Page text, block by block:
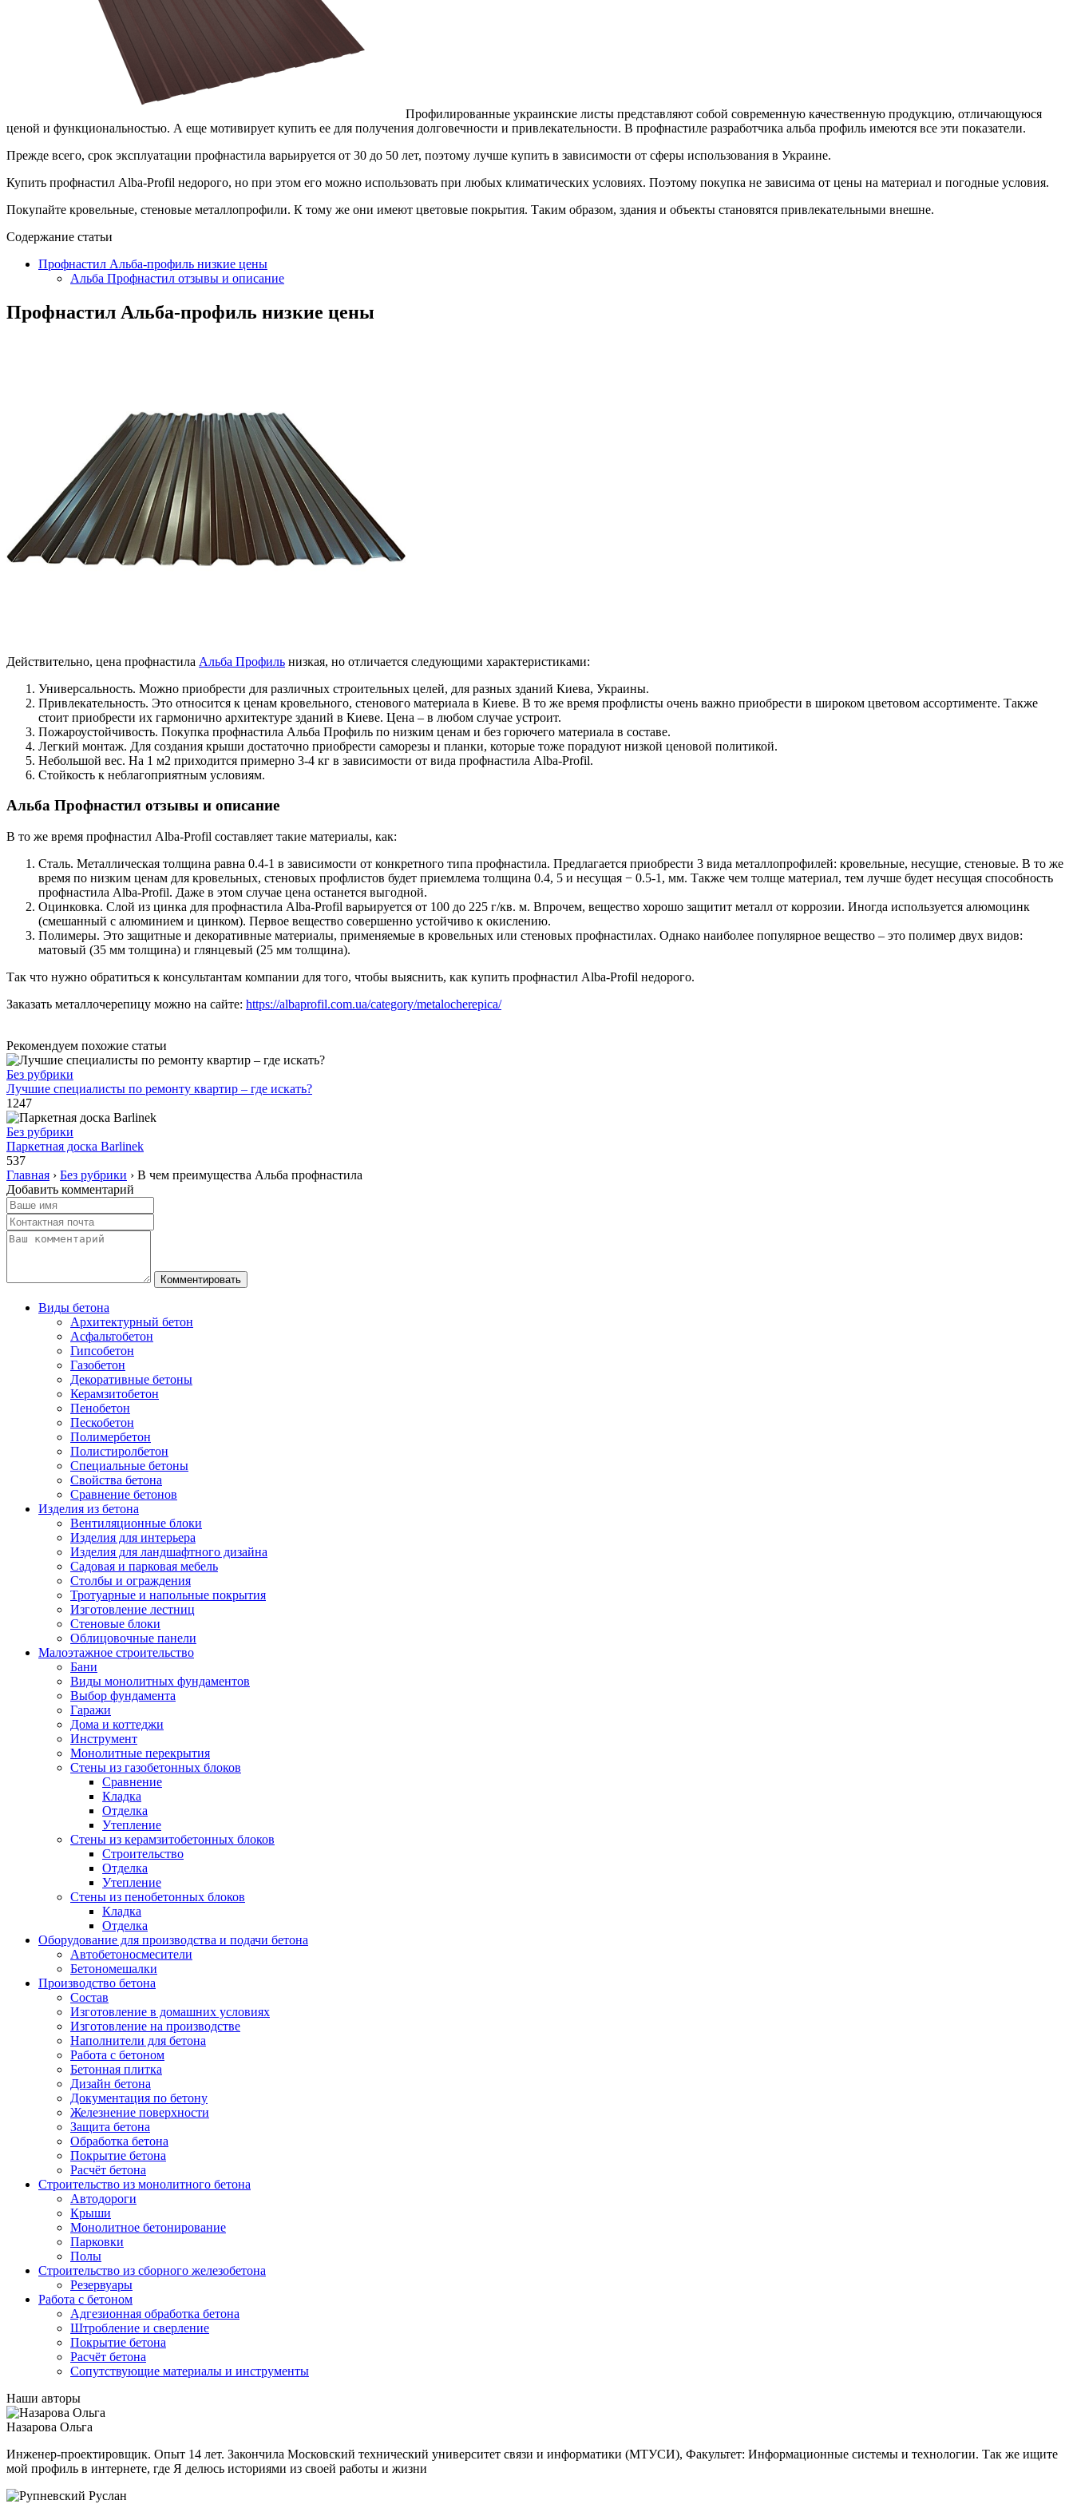
Профилированные украинские листы представляют собой современную качественную продукцию, отличающуюся
ценой и функциональностью. А еще мотивирует купить ее для получения долговечности и привлекательности. В профнастиле разработчика альба профиль имеются все эти показатели.
Прежде всего, срок эксплуатации профнастила варьируется от 30 до 50 лет, поэтому лучше купить в зависимости от сферы использования в Украине.
Купить профнастил Alba-Profil недорого, но при этом его можно использовать при любых климатических условиях. Поэтому покупка не зависима от цены на материал и погодные условия.
Покупайте кровельные, стеновые металлопрофили. К тому же они имеют цветовые покрытия. Таким образом, здания и объекты становятся привлекательными внешне.
Содержание статьи
Профнастил Альба-профиль низкие цены
Альба Профнастил отзывы и описание
Профнастил Альба-профиль низкие цены
Действительно, цена профнастила Альба Профиль низкая, но отличается следующими характеристиками:
Универсальность. Можно приобрести для различных строительных целей, для разных зданий Киева, Украины.
Привлекательность. Это относится к ценам кровельного, стенового материала в Киеве. В то же время профлисты очень важно приобрести в широком цветовом ассортименте. Также
стоит приобрести их гармонично архитектуре зданий в Киеве. Цена – в любом случае устроит.
Пожароустойчивость. Покупка профнастила Альба Профиль по низким ценам и без горючего материала в составе.
Легкий монтаж. Для создания крыши достаточно приобрести саморезы и планки, которые тоже порадуют низкой ценовой политикой.
Небольшой вес. На 1 м2 приходится примерно 3-4 кг в зависимости от вида профнастила Alba-Profil.
Стойкость к неблагоприятным условиям.
Альба Профнастил отзывы и описание
В то же время профнастил Alba-Profil составляет такие материалы, как:
Сталь. Металлическая толщина равна 0.4-1 в зависимости от конкретного типа профнастила. Предлагается приобрести 3 вида металлопрофилей: кровельные, несущие, стеновые. В то же
время по низким ценам для кровельных, стеновых профлистов будет приемлема толщина 0.4, 5 и несущая − 0.5-1, мм. Также чем толще материал, тем лучше будет несущая способность
профнастила Alba-Profil. Даже в этом случае цена останется выгодной.
Оцинковка. Слой из цинка для профнастила Alba-Profil варьируется от 100 до 225 г/кв. м. Впрочем, вещество хорошо защитит металл от коррозии. Иногда используется алюмоцинк
(смешанный с алюминием и цинком). Первое вещество совершенно устойчиво к окислению.
Полимеры. Это защитные и декоративные материалы, применяемые в кровельных или стеновых профнастилах. Однако наиболее популярное вещество – это полимер двух видов:
матовый (35 мм толщина) и глянцевый (25 мм толщина).
Так что нужно обратиться к консультантам компании для того, чтобы выяснить, как купить профнастил Alba-Profil недорого.
Заказать металлочерепицу можно на сайте: https://albaprofil.com.ua/category/metalocherepica/
Рекомендуем похожие статьи
Без рубрики
Лучшие специалисты по ремонту квартир – где искать?
1247
Без рубрики
Паркетная доска Barlinek
537
Главная › Без рубрики › В чем преимущества Альба профнастила
Добавить комментарий
Виды бетона
Архитектурный бетон
Асфальтобетон
Гипсобетон
Газобетон
Декоративные бетоны
Керамзитобетон
Пенобетон
Пескобетон
Полимербетон
Полистиролбетон
Специальные бетоны
Свойства бетона
Сравнение бетонов
Изделия из бетона
Вентиляционные блоки
Изделия для интерьера
Изделия для ландшафтного дизайна
Садовая и парковая мебель
Столбы и ограждения
Тротуарные и напольные покрытия
Изготовление лестниц
Стеновые блоки
Облицовочные панели
Малоэтажное строительство
Бани
Виды монолитных фундаментов
Выбор фундамента
Гаражи
Дома и коттеджи
Инструмент
Монолитные перекрытия
Стены из газобетонных блоков
Сравнение
Кладка
Отделка
Утепление
Стены из керамзитобетонных блоков
Строительство
Отделка
Утепление
Стены из пенобетонных блоков
Кладка
Отделка
Оборудование для производства и подачи бетона
Автобетоносмесители
Бетономешалки
Производство бетона
Состав
Изготовление в домашних условиях
Изготовление на производстве
Наполнители для бетона
Работа с бетоном
Бетонная плитка
Дизайн бетона
Документация по бетону
Железнение поверхности
Защита бетона
Обработка бетона
Покрытие бетона
Расчёт бетона
Строительство из монолитного бетона
Автодороги
Крыши
Монолитное бетонирование
Парковки
Полы
Строительство из сборного железобетона
Резервуары
Работа с бетоном
Адгезионная обработка бетона
Штробление и сверление
Покрытие бетона
Расчёт бетона
Сопутствующие материалы и инструменты
Наши авторы
Назарова Ольга
Инженер-проектировщик. Опыт 14 лет. Закончила Московский технический университет связи и информатики (МТУСИ), Факультет: Информационные системы и технологии. Так же ищите
мой профиль в интернете, где Я делюсь историями из своей работы и жизни